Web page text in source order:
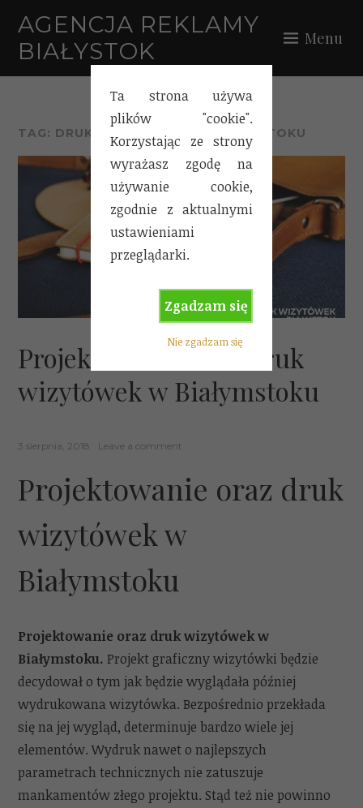
Ta strona używa
plików "cookie".
Korzystając ze strony
wyrażasz zgodę na
używanie cookie,
zgodnie z aktualnymi
ustawieniami
przeglądarki.
Zgadzam się
Nie zgadzam się
content
AGENCJA REKLAMY
BIAŁYSTOK
Menu
TAG: DRUK WIZYTÓWEK W BIAŁYMSTOKU
Projektowanie oraz druk
wizytówek w Białymstoku
3 sierpnia, 2018 Leave a comment
Projektowanie oraz druk
wizytówek w
Białymstoku
Projektowanie oraz druk wizytówek w
Białymstoku. Projekt graficzny wizytówki będzie
decydował o tym jak będzie wyglądała później
wydrukowana wizytówka. Bezpośrednio przekłada
się na jej wygląd, determinuje bardzo wiele jej
elementów. Wydruk nawet o najlepszych
parametrach technicznych nie zatuszuje
mankamentów złego projektu. Stąd też nie powinno